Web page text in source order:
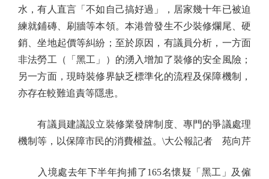
水，有人直言「不如自己搞好過」，居家幾十年已被迫
練就鋪磚、刷牆等本領。本港曾發生不少裝修爛尾、硬
銷、坐地起價等糾紛；至於原因，有議員分析，一方面
非法勞工（「黑工」）的湧入增加了裝修的安全風險；
另一方面，現時裝修界缺乏標準化的流程及保障機制，
亦存在較難追責等隱患。
有議員建議設立裝修業發牌制度、專門的爭議處理
機制等，以保障市民的消費權益。\大公報記者 苑向芹
入境處去年下半年拘捕了165名懷疑「黑工」及僱